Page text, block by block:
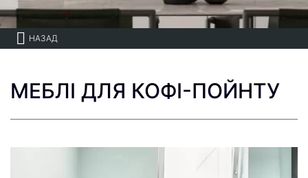
НАЗАД
МЕБЛІ ДЛЯ КОФІ-ПОЙНТУ